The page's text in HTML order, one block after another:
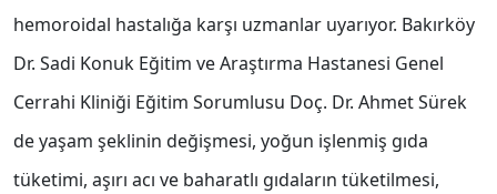
hemoroidal hastalığa karşı uzmanlar uyarıyor. Bakırköy
Dr. Sadi Konuk Eğitim ve Araştırma Hastanesi Genel
Cerrahi Kliniği Eğitim Sorumlusu Doç. Dr. Ahmet Sürek
de yaşam şeklinin değişmesi, yoğun işlenmiş gıda
tüketimi, aşırı acı ve baharatlı gıdaların tüketilmesi,